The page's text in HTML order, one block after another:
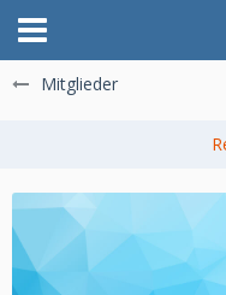
Mitglieder